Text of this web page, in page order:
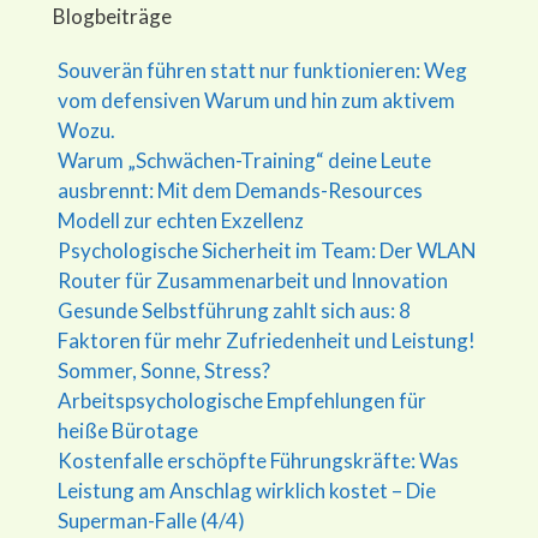
Blogbeiträge
Souverän führen statt nur funktionieren: Weg
vom defensiven Warum und hin zum aktivem
Wozu.
Warum „Schwächen-Training“ deine Leute
ausbrennt: Mit dem Demands-Resources
Modell zur echten Exzellenz
Psychologische Sicherheit im Team: Der WLAN
Router für Zusammenarbeit und Innovation
Gesunde Selbstführung zahlt sich aus: 8
Faktoren für mehr Zufriedenheit und Leistung!
Sommer, Sonne, Stress?
Arbeitspsychologische Empfehlungen für
heiße Bürotage
Kostenfalle erschöpfte Führungskräfte: Was
Leistung am Anschlag wirklich kostet – Die
Superman-Falle (4/4)